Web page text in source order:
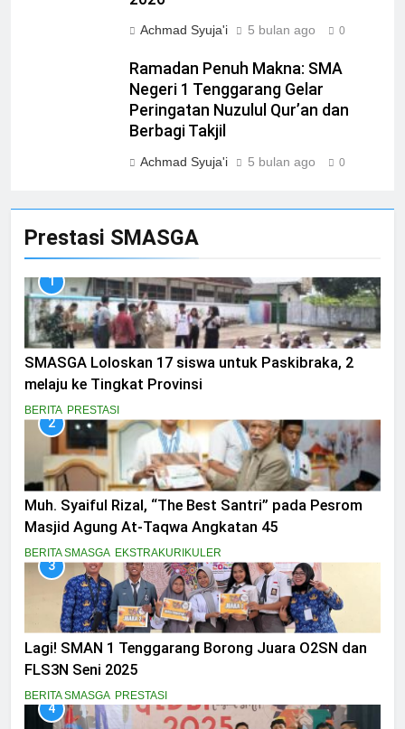
Prestasi SMASGA
1
SMASGA Loloskan 17 siswa untuk Paskibraka, 2
melaju ke Tingkat Provinsi
BERITA PRESTASI
2
Muh. Syaiful Rizal, “The Best Santri” pada Pesrom
Masjid Agung At-Taqwa Angkatan 45
BERITA SMASGA EKSTRAKURIKULER
3
Lagi! SMAN 1 Tenggarang Borong Juara O2SN dan
FLS3N Seni 2025
BERITA SMASGA PRESTASI
4
Achmad Syuja'i 5 bulan ago 0
Ramadan Penuh Makna: SMA
Negeri 1 Tenggarang Gelar
Peringatan Nuzulul Qur’an dan
Berbagi Takjil
Achmad Syuja'i 5 bulan ago 0